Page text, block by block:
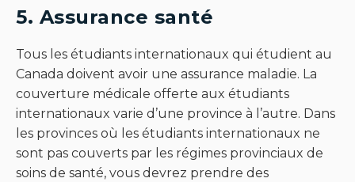
5. Assurance santé
Tous les étudiants internationaux qui étudient au
Canada doivent avoir une assurance maladie. La
couverture médicale offerte aux étudiants
internationaux varie d’une province à l’autre. Dans
les provinces où les étudiants internationaux ne
sont pas couverts par les régimes provinciaux de
soins de santé, vous devrez prendre des